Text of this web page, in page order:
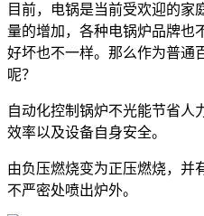
目前，电锅是当前受欢迎的家
量的增加，各种电锅炉品牌也
好坏也不一样。那么作为普通
呢？
自动化控制锅炉不光能节省人
效率以及设备自身安全。
由负压燃烧变为正压燃烧，并
不严密处喷出炉外。